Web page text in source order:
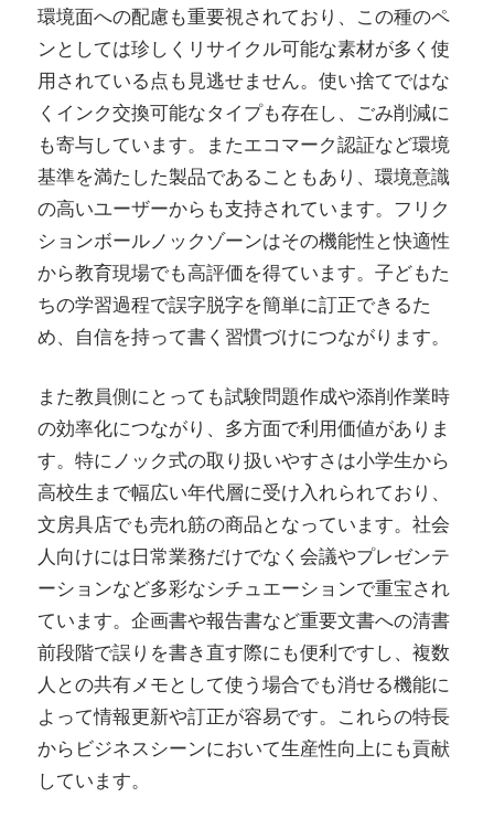
環境面への配慮も重要視されており、この種のペ
ンとしては珍しくリサイクル可能な素材が多く使
用されている点も見逃せません。使い捨てではな
くインク交換可能なタイプも存在し、ごみ削減に
も寄与しています。またエコマーク認証など環境
基準を満たした製品であることもあり、環境意識
の高いユーザーからも支持されています。フリク
ションボールノックゾーンはその機能性と快適性
から教育現場でも高評価を得ています。子どもた
ちの学習過程で誤字脱字を簡単に訂正できるた
め、自信を持って書く習慣づけにつながります。
また教員側にとっても試験問題作成や添削作業時
の効率化につながり、多方面で利用価値がありま
す。特にノック式の取り扱いやすさは小学生から
高校生まで幅広い年代層に受け入れられており、
文房具店でも売れ筋の商品となっています。社会
人向けには日常業務だけでなく会議やプレゼンテ
ーションなど多彩なシチュエーションで重宝され
ています。企画書や報告書など重要文書への清書
前段階で誤りを書き直す際にも便利ですし、複数
人との共有メモとして使う場合でも消せる機能に
よって情報更新や訂正が容易です。これらの特長
からビジネスシーンにおいて生産性向上にも貢献
しています。